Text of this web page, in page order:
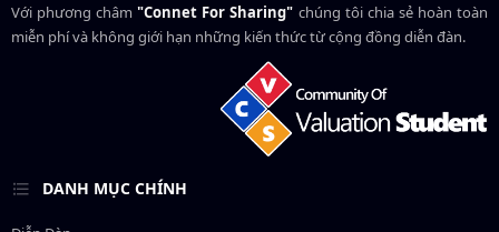
Với phương châm"Connet For Sharing" chúng tôi chia sẻ hoàn toàn
miễn phí và không giới hạn những kiến thức từ cộng đồng diễn đàn.
DANH MỤC CHÍNH